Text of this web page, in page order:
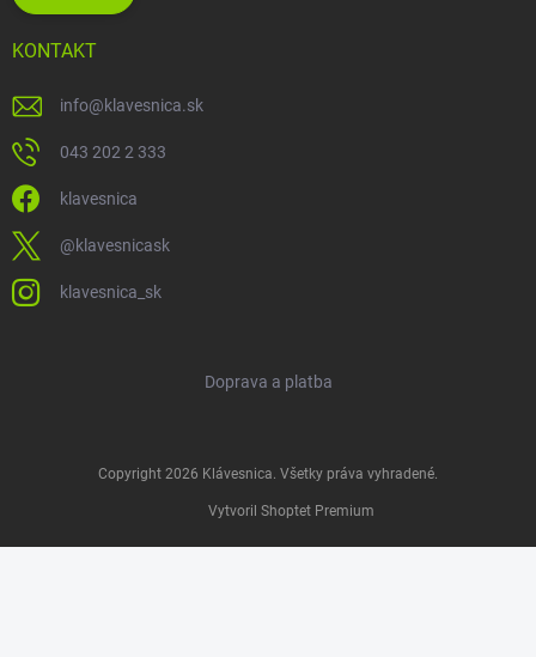
KONTAKT
info@klavesnica.sk
043 202 2 333
klavesnica
@klavesnicask
klavesnica_sk
Doprava a platba
Vytvoril Shoptet Premium
Copyright 2026 Klávesnica. Všetky práva vyhradené.